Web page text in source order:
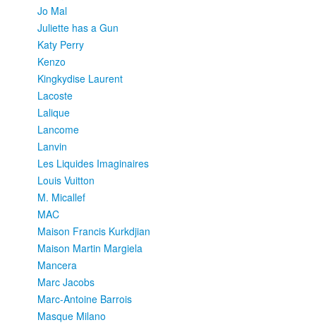
Jo Mal
Juliette has a Gun
Katy Perry
Kenzo
Kingkydise Laurent
Lacoste
Lalique
Lancome
Lanvin
Les Liquides Imaginaires
Louis Vuitton
M. Micallef
MAC
Maison Francis Kurkdjian
Maison Martin Margiela
Mancera
Marc Jacobs
Marc-Antoine Barrois
Masque Milano